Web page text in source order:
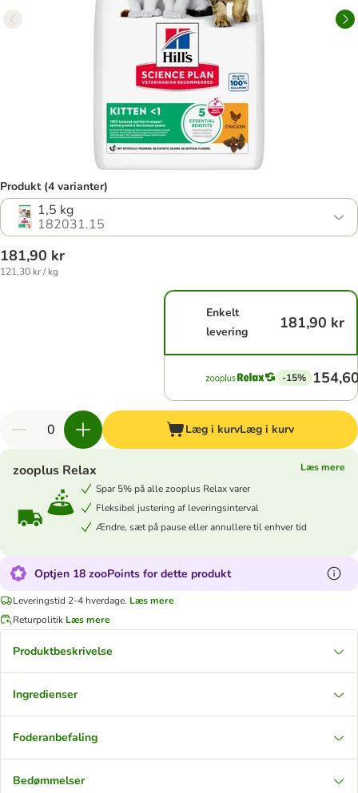
Produkt (4 varianter)
1,5 kg
182031.15
181,90 kr
121,30 kr / kg
Enkelt
levering
181,90 kr
-15%
Læg i kurvLæg i kurv
zooplus Relax
Læs mere
Spar 5% på alle zooplus Relax varer
Fleksibel justering af leveringsinterval
Ændre, sæt på pause eller annullere til enhver tid
Optjen 18 zooPoints for dette produkt
Leveringstid 2-4 hverdage. Læs mere
Returpolitik Læs mere
Produktbeskrivelse
Ingredienser
Foderanbefaling
Bedømmelser